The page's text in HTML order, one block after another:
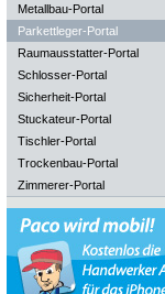
Metallbau-Portal
Parkettleger-Portal
Raumausstatter-Portal
Schlosser-Portal
Sicherheit-Portal
Stuckateur-Portal
Tischler-Portal
Trockenbau-Portal
Zimmerer-Portal